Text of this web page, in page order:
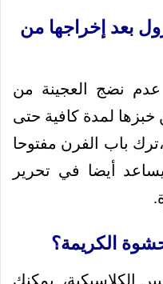
بعد إخراجها من
نضج العجينة من
لمدة كافية حتى
باب الفرن مفتوحا
أيضا في تحرير
الكريمة؟
الكلاسيكية، يمكنك